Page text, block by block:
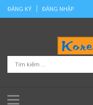
ĐĂNG KÝ ĐĂNG NHẬP